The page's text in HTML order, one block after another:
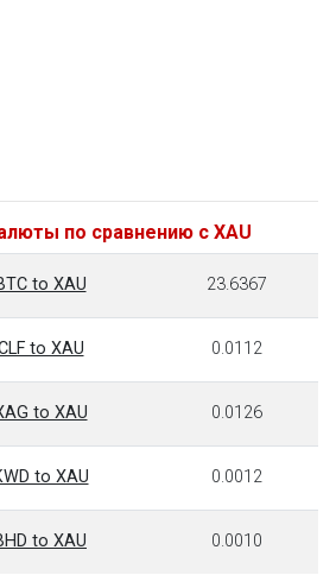
по сравнению с XAU
to XAU 23.6367
to XAU 0.0112
to XAU 0.0126
to XAU 0.0012
to XAU 0.0010